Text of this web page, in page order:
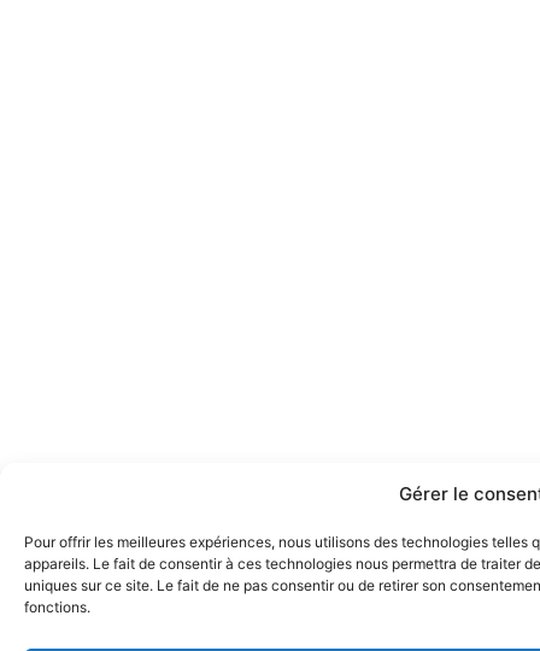
Gérer le
Pour offrir les meilleures expériences, nous utilisons des technologies
appareils. Le fait de consentir à ces technologies nous permettra de traiter
uniques sur ce site. Le fait de ne pas consentir ou de retirer son
fonctions.